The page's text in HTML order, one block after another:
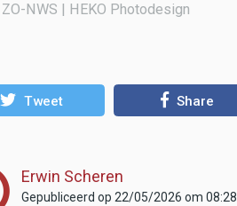
NWS | HEKO Photodesign
Tweet Share
Erwin Scheren
Gepubliceerd op 22/05/2026 om 08:28